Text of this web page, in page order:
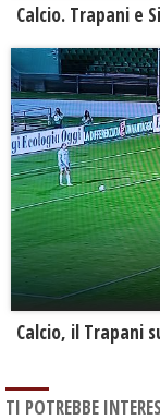
Calcio. Trapani e
Calcio, il Trapani
TI POTREBBE